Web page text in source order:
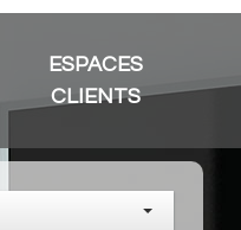
ESPACES
CLIENTS